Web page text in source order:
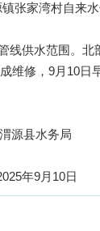
维修，9月10日
2025年9月10日